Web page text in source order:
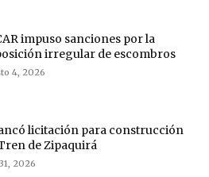
impuso sanciones por la
irregular de escombros
4, 2026
licitación para construcción
de Zipaquirá
2026